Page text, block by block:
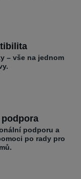
– vše na jednom
podporu a
po rady pro